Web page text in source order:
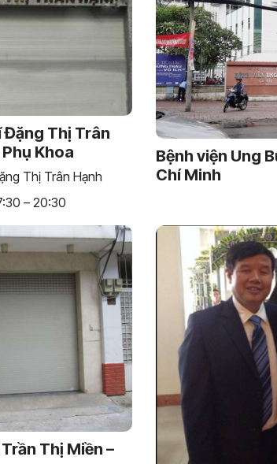
Đặng Thị Trân
Khoa
Thị Trân Hạnh
– 20:30
Bệnh viện Ung
Chí Minh
Thị Miền –